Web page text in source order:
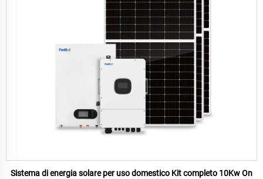
Sistema di energia solare per uso domestico Kit completo 10Kw On